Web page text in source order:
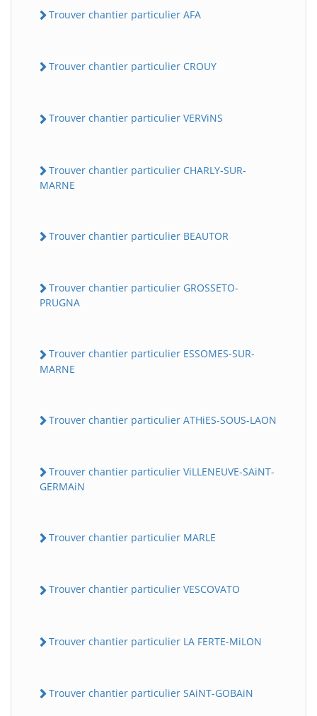
Trouver chantier particulier AFA
Trouver chantier particulier CROUY
Trouver chantier particulier VERViNS
Trouver chantier particulier CHARLY-SUR-
MARNE
Trouver chantier particulier BEAUTOR
Trouver chantier particulier GROSSETO-
PRUGNA
Trouver chantier particulier ESSOMES-SUR-
MARNE
Trouver chantier particulier ATHiES-SOUS-LAON
Trouver chantier particulier ViLLENEUVE-SAiNT-
GERMAiN
Trouver chantier particulier MARLE
Trouver chantier particulier VESCOVATO
Trouver chantier particulier LA FERTE-MiLON
Trouver chantier particulier SAiNT-GOBAiN